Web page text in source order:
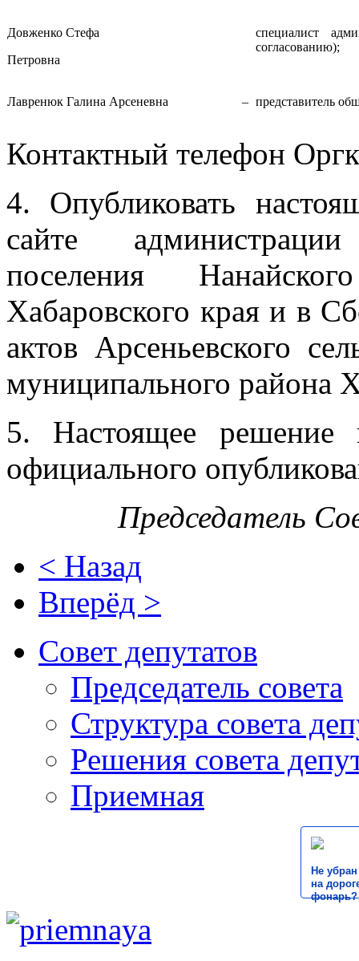
Довженко Стефа
Петровна
специалист
согласованию);
Лавренюк Галина Арсеневна – представитель
Контактный телефон
4. Опубликовать
сайте
поселения
Хабаровского края и в
актов Арсеньевского
муниципального района
5. Настоящее решение
официального
Председатель
< Назад
Вперёд >
Совет депутатов
Председатель совета
Структура совета
Решения совета
Приемная
Не
на
фонарь?